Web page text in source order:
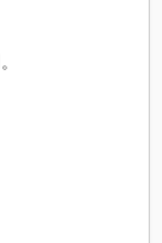
。